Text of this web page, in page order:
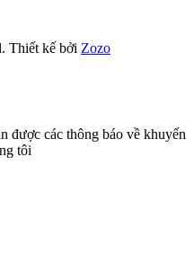
Thiết kế bởi Zozo
được các thông báo về khuyến
tôi